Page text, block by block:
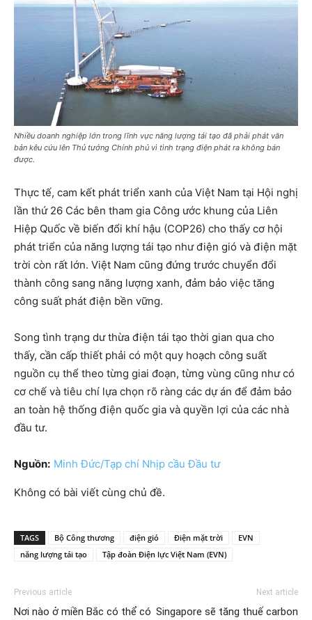
Nhiều doanh nghiệp lớn trong lĩnh vực năng lượng tái tạo đã phải phát văn
bản kêu cứu lên Thủ tướng Chính phủ vì tình trạng điện phát ra không bán
được.
Thực tế, cam kết phát triển xanh của Việt Nam tại Hội nghị
lần thứ 26 Các bên tham gia Công ước khung của Liên
Hiệp Quốc về biến đổi khí hậu (COP26) cho thấy cơ hội
phát triển của năng lượng tái tạo như điện gió và điện mặt
trời còn rất lớn. Việt Nam cũng đứng trước chuyển đổi
thành công sang năng lượng xanh, đảm bảo việc tăng
công suất phát điện bền vững.
Song tình trạng dư thừa điện tái tạo thời gian qua cho
thấy, cần cấp thiết phải có một quy hoạch công suất
nguồn cụ thể theo từng giai đoạn, từng vùng cũng như có
cơ chế và tiêu chí lựa chọn rõ ràng các dự án để đảm bảo
an toàn hệ thống điện quốc gia và quyền lợi của các nhà
đầu tư.
Nguồn: Minh Đức/Tạp chí Nhịp cầu Đầu tư
Không có bài viết cùng chủ đề.
TAGS Bộ Công thương điện gió Điện mặt trời
EVN
năng lượng tái tạo
Tập đoàn Điện lực Việt Nam (EVN)
Previous article
Nơi nào ở miền Bắc có thể có
Next article
Singapore sẽ tăng thuế carbon